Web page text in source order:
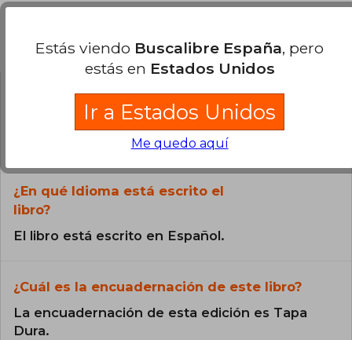
Preguntas frecuentes sobre el libro
¿El libro es original?
Todos los libros de nuestro
catálogo son Originales.
¿En qué Idioma está escrito el
libro?
El libro está escrito en Español.
¿Cuál es la encuadernación de este libro?
La encuadernación de esta edición es Tapa
Dura.
Estás viendo Buscalibre España, pero
estás en Estados Unidos
Ir a Estados Unidos
Me quedo aquí